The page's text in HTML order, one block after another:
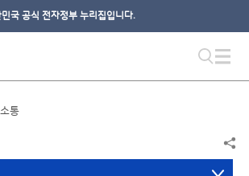
국 공식 전자정부 누리집입니다.
소통